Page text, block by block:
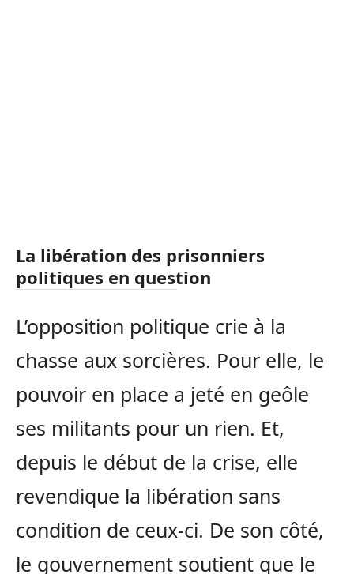
La libération des prisonniers
politiques en question
L’opposition politique crie à la
chasse aux sorcières. Pour elle, le
pouvoir en place a jeté en geôle
ses militants pour un rien. Et,
depuis le début de la crise, elle
revendique la libération sans
condition de ceux-ci. De son côté,
le gouvernement soutient que le